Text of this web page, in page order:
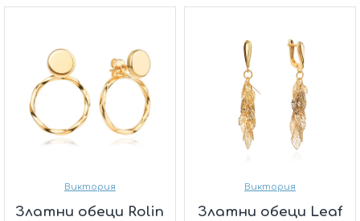
Виктория
Златни обеци Rolin
Виктория
Златни обеци Leaf